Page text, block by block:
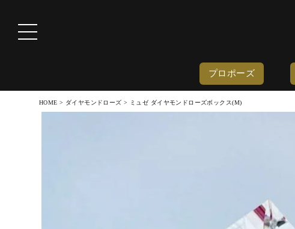
プロポーズ
HOME ダイヤモンドローズ ミュゼ ダイヤモンドローズボックス(M)